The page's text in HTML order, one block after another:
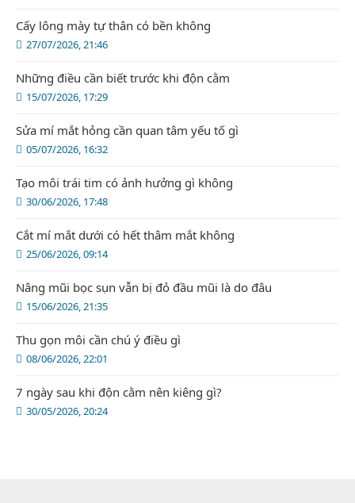
27/07/2026, 21:46
Cấy lông mày tự thân có bền không
15/07/2026, 17:29
Những điều cần biết trước khi độn cằm
05/07/2026, 16:32
Sửa mí mắt hỏng cần quan tâm yếu tố gì
30/06/2026, 17:48
Tạo môi trái tim có ảnh hưởng gì không
25/06/2026, 09:14
Cắt mí mắt dưới có hết thâm mắt không
15/06/2026, 21:35
Nâng mũi bọc sụn vẫn bị đỏ đầu mũi là do đâu
08/06/2026, 22:01
Thu gọn môi cần chú ý điều gì
30/05/2026, 20:24
7 ngày sau khi độn cằm nên kiêng gì?